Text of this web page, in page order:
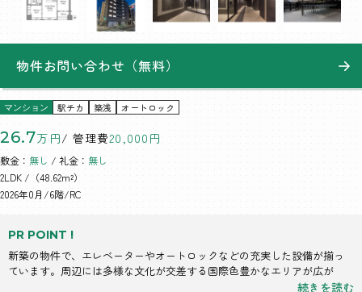
PR POINT !
新築の物件で、エレベーターやオートロックなどの充実した設備が揃っ
ています。周辺には多様な文化が交差する国際色豊かなエリアが広が
続きを読む
マンション 駅チカ 築浅 オートロック
26.7万円/ 管理費20,000円
敷金： 無し / 礼金： 無し
2LDK /（48.62m²）
2026年0月/6階/RC
物件お問い合わせ（無料）